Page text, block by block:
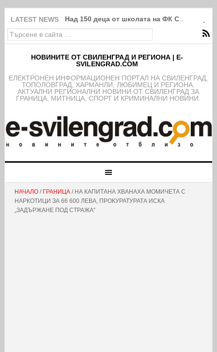
LATEST NEWS Над 150 деца от школата на ФК
НОВИНИТЕ ОТ СВИЛЕНГРАД И РЕГИОНА | E-
SVILENGRAD.COM
EЛЕКТРОНЕН ИНФОРМАЦИОНЕН ПОРТАЛ НА СВИЛЕНГРАД,
ТОПОЛОВГРАД, ХАРМАНЛИ, ЛЮБИМЕЦ И РЕГИОНА.
АКТУАЛНИ РЕГИОНАЛНИ НОВИНИ ОТ СВИЛЕНГРАД ЗА
ГРАНИЦА, МИТНИЦА, СПОРТ И КРИМИНАЛНИ НОВИНИ.
НАЧАЛО/ ГРАНИЦА/ НА КАПИТАНА ХВАНАХА МОМИЧЕТА С
НАРКОТИЦИ ЗА 66 600 ЛЕВА, ПРОКУРАТУРАТА ИСКА
„ЗАДЪРЖАНЕ ПОД СТРАЖА“